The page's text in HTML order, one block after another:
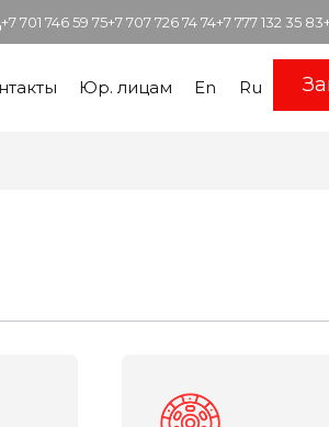
Ru
En
Юр. лицам
+7 701 746 59 75+7 707 726 74 74+7 777 132 35 83